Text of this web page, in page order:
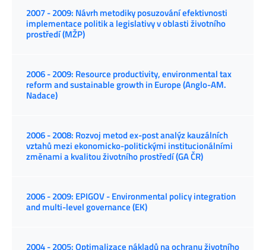
2007 - 2009: Návrh metodiky posuzování efektivnosti
implementace politik a legislativy v oblasti životního
prostředí (MŽP)
2006 - 2009: Resource productivity, environmental tax
reform and sustainable growth in Europe (Anglo-AM.
Nadace)
2006 - 2008: Rozvoj metod ex-post analýz kauzálních
vztahů mezi ekonomicko-politickými institucionálními
změnami a kvalitou životního prostředí (GA ČR)
2006 - 2009: EPIGOV - Environmental policy integration
and multi-level governance (EK)
2004 - 2005: Optimalizace nákladů na ochranu životního